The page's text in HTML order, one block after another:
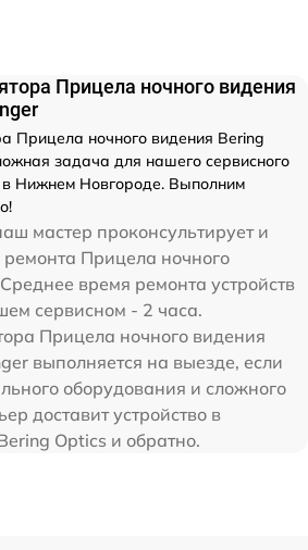
Прицела ночного видения
Прицела ночного видения Bering
задача для нашего сервисного
в Нижнем Новгороде. Выполним
мастер проконсультирует и
ремонта Прицела ночного
время ремонта устройств
сервисном - 2 часа.
Прицела ночного видения
выполняется на выезде, если
оборудования и сложного
доставит устройство в
Optics и обратно.